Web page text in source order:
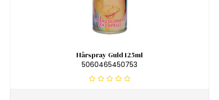
Hårspray Guld 125ml
5060465450753